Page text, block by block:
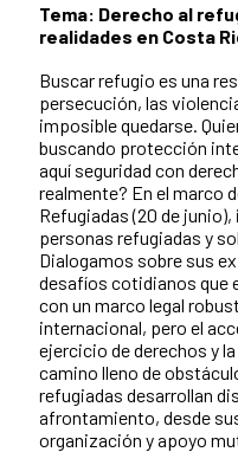
Tema: Derecho al
realidades en Costa
Buscar refugio es una
persecución, las
imposible quedarse.
buscando protección
aquí seguridad con
realmente? En el marco
Refugiadas (20 de
personas refugiadas y
Dialogamos sobre sus
desafíos cotidianos que
con un marco legal
internacional, pero el
ejercicio de derechos y
camino lleno de
refugiadas desarrollan
afrontamiento, desde
organización y apoyo